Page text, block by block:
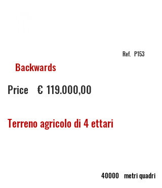
Backwards
Ref. P153
Price € 119.000,00
Terreno agricolo di 4 ettari
40000 metri quadri